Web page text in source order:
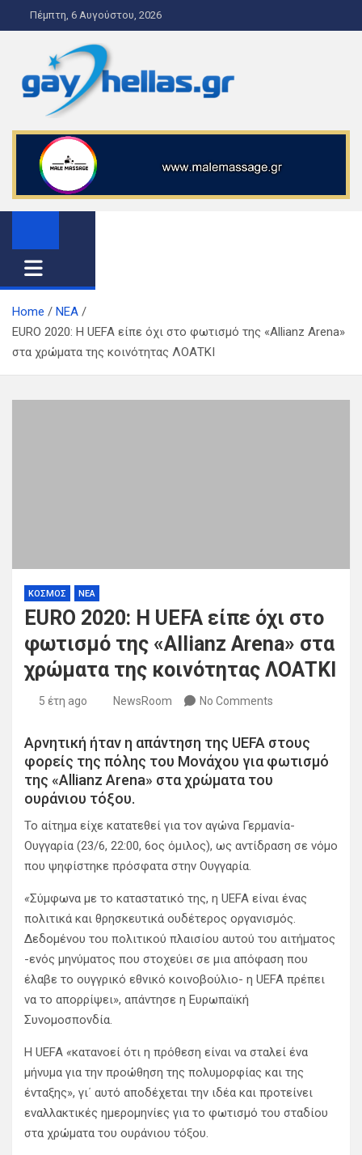
k
e
Πέμπτη, 6 Αυγούστου, 2026
gayhellas.gr – lgbt news and
guide
lgbt news & guide
Home
ΝΕΑ
EURO 2020: H UEFA είπε όχι στο φωτισμό της «Allianz Arena»
στα χρώματα της κοινότητας ΛΟΑΤΚΙ
ΚΟΣΜΟΣ ΝΕΑ
EURO 2020: H UEFA είπε όχι στο
φωτισμό της «Allianz Arena» στα
χρώματα της κοινότητας ΛΟΑΤΚΙ
5 έτη ago NewsRoom No Comments
Αρνητική ήταν η απάντηση της UEFA στους
φορείς της πόλης του Μονάχου για φωτισμό
της «Allianz Arena» στα χρώματα του
ουράνιου τόξου.
Το αίτημα είχε κατατεθεί για τον αγώνα Γερμανία-
Ουγγαρία (23/6, 22:00, 6ος όμιλος), ως αντίδραση σε νόμο
που ψηφίστηκε πρόσφατα στην Ουγγαρία.
«Σύμφωνα με το καταστατικό της, η UEFA είναι ένας
πολιτικά και θρησκευτικά ουδέτερος οργανισμός.
Δεδομένου του πολιτικού πλαισίου αυτού του αιτήματος
-ενός μηνύματος που στοχεύει σε μια απόφαση που
έλαβε το ουγγρικό εθνικό κοινοβούλιο- η UEFA πρέπει
να το απορρίψει», απάντησε η Ευρωπαϊκή
Συνομοσπονδία.
Η UEFA «κατανοεί ότι η πρόθεση είναι να σταλεί ένα
μήνυμα για την προώθηση της πολυμορφίας και της
ένταξης», γι΄ αυτό αποδέχεται την ιδέα και προτείνει
εναλλακτικές ημερομηνίες για το φωτισμό του σταδίου
στα χρώματα του ουράνιου τόξου.